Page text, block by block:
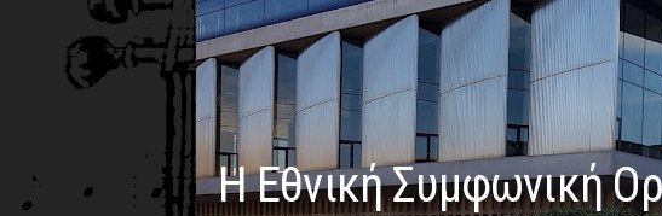
Η Εθνική Συμφωνική